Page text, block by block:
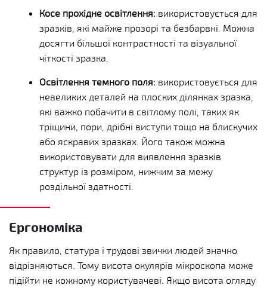
Косе прохідне освітлення: використовується для
зразків, які майже прозорі та безбарвні. Можна
досягти більшої контрастності та візуальної
чіткості зразка.
Освітлення темного поля: використовується для
невеликих деталей на плоских ділянках зразка,
які важко побачити в світлому полі, таких як
тріщини, пори, дрібні виступи тощо на блискучих
або яскравих зразках. Його також можна
використовувати для виявлення зразків
структур із розміром, нижчим за межу
роздільної здатності.
Ергономіка
Як правило, статура і трудові звички людей значно
відрізняються. Тому висота окулярів мікроскопа може
підійти не кожному користувачеві. Якщо висота огляду